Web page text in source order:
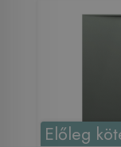
Előleg